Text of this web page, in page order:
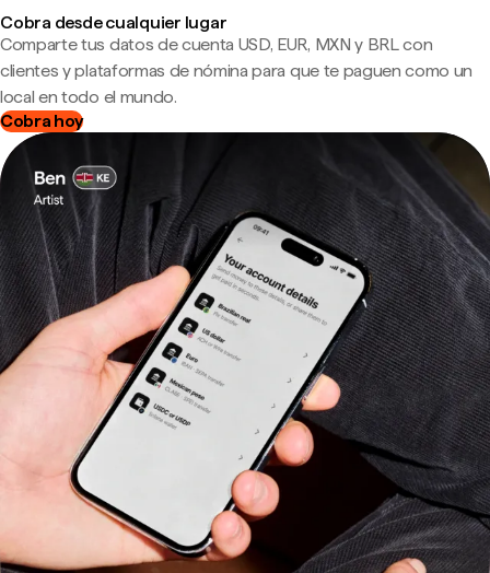
Cobra desde cualquier lugar
Comparte tus datos de cuenta USD, EUR, MXN y BRL con
clientes y plataformas de nómina para que te paguen como un
local en todo el mundo.
Cobra hoy